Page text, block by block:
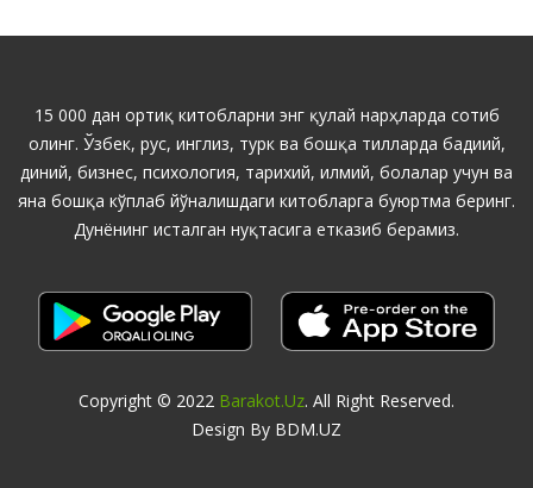
15 000 дан ортиқ китобларни энг қулай нарҳларда сотиб
олинг. Ўзбек, рус, инглиз, турк ва бошқа тилларда бадиий,
диний, бизнес, психология, тарихий, илмий, болалар учун ва
яна бошқа кўплаб йўналишдаги китобларга буюртма беринг.
Дунёнинг исталган нуқтасига етказиб берамиз.
Copyright © 2022 Barakot.uz. All Right Reserved.
Design By BDM.UZ